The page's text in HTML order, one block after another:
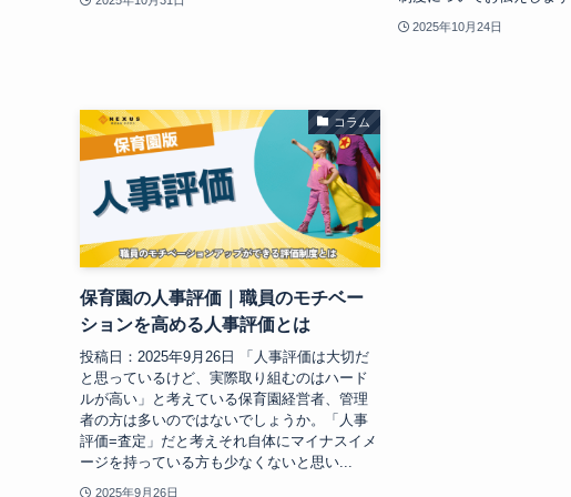
2025年10月24日
コラム
保育園の人事評価｜職員のモチベー
ションを高める人事評価とは
投稿日：2025年9月26日 「人事評価は大切だ
と思っているけど、実際取り組むのはハード
ルが高い」と考えている保育園経営者、管理
者の方は多いのではないでしょうか。「人事
評価=査定」だと考えそれ自体にマイナスイメ
ージを持っている方も少なくないと思い...
2025年9月26日